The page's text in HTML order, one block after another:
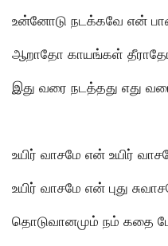
உன்னோடு நடக்கவே என்
ஆறாதோ காயங்கள்
இது வரை நடத்தது எது
உயிர் வாசமே என் உயிர்
உயிர் வாசமே என் புது
தொடுவானமும் நம் கதை